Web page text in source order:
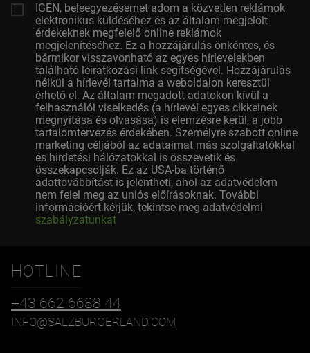
IGEN, beleegyezésemet adom a közvetlen reklámok
elektronikus küldéséhez és az általam megjelölt
érdekeknek megfelelő online reklámok
megjelenítéséhez. Ez a hozzájárulás önkéntes, és
bármikor visszavonható az egyes hírlevelekben
található leiratkozási link segítségével. Hozzájárulás
nélkül a hírlevél tartalma a weboldalon keresztül
érhető el. Az általam megadott adatokon kívül a
felhasználói viselkedés (a hírlevél egyes cikkeinek
megnyitása és olvasása) is elemzésre kerül, a jobb
tartalomtervezés érdekében. Személyre szabott online
marketing céljából az adataimat más szolgáltatókkal
és hirdetési hálózatokkal is összevetik és
összekapcsolják. Ez az USA-ba történő
adattovábbítást is jelentheti, ahol az adatvédelem
nem felel meg az uniós előírásoknak. További
információért kérjük, tekintse meg adatvédelmi
szabályzatunkat
HOTLINE
+43 662 6688 44
INFO@SALZBURGERLAND.COM